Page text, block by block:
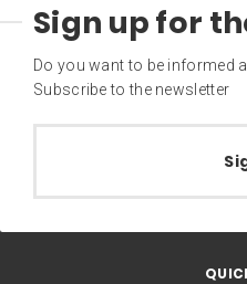
Sign up for
Do you want to be informed
Subscribe to the newsletter